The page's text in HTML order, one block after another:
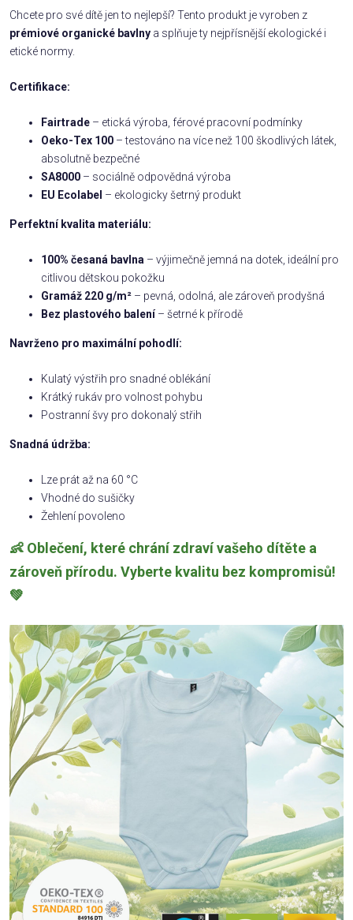
Chcete pro své dítě jen to nejlepší? Tento produkt je vyroben z
prémiové organické bavlny a splňuje ty nejpřísnější ekologické i
etické normy.
Certifikace:
Fairtrade – etická výroba, férové pracovní podmínky
Oeko-Tex 100 – testováno na více než 100 škodlivých látek,
absolutně bezpečné
SA8000 – sociálně odpovědná výroba
EU Ecolabel – ekologicky šetrný produkt
Perfektní kvalita materiálu:
100% česaná bavlna – výjimečně jemná na dotek, ideální pro
citlivou dětskou pokožku
Gramáž 220 g/m² – pevná, odolná, ale zároveň prodyšná
Bez plastového balení– šetrné k přírodě
Navrženo pro maximální pohodlí:
Kulatý výstřih pro snadné oblékání
Krátký rukáv pro volnost pohybu
Postranní švy pro dokonalý střih
Snadná údržba:
Lze prát až na 60 °C
Vhodné do sušičky
Žehlení povoleno
👶 Oblečení, které chrání zdraví vašeho dítěte a
zároveň přírodu. Vyberte kvalitu bez kompromisů!
💚